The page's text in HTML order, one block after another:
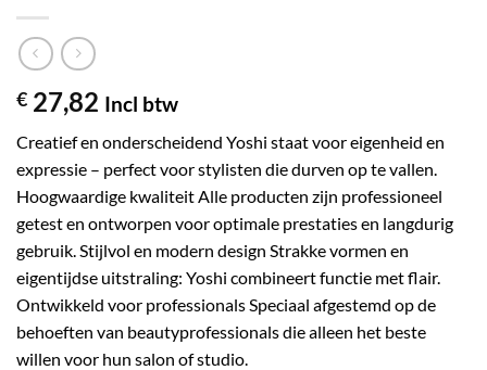
€ 27,82 Incl btw
Creatief en onderscheidend Yoshi staat voor eigenheid en
expressie – perfect voor stylisten die durven op te vallen.
Hoogwaardige kwaliteit Alle producten zijn professioneel
getest en ontworpen voor optimale prestaties en langdurig
gebruik. Stijlvol en modern design Strakke vormen en
eigentijdse uitstraling: Yoshi combineert functie met flair.
Ontwikkeld voor professionals Speciaal afgestemd op de
behoeften van beautyprofessionals die alleen het beste
willen voor hun salon of studio.